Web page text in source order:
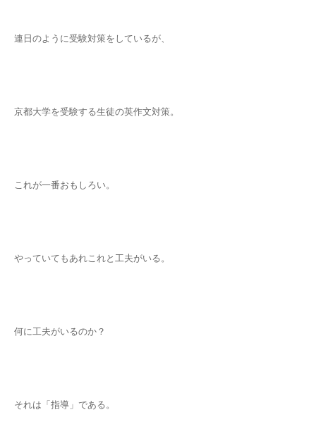
連日のように受験対策をしているが、
京都大学を受験する生徒の英作文対策。
これが一番おもしろい。
やっていてもあれこれと工夫がいる。
何に工夫がいるのか？
それは「指導」である。